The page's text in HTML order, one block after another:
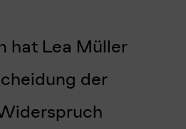
hat Lea Müller
der